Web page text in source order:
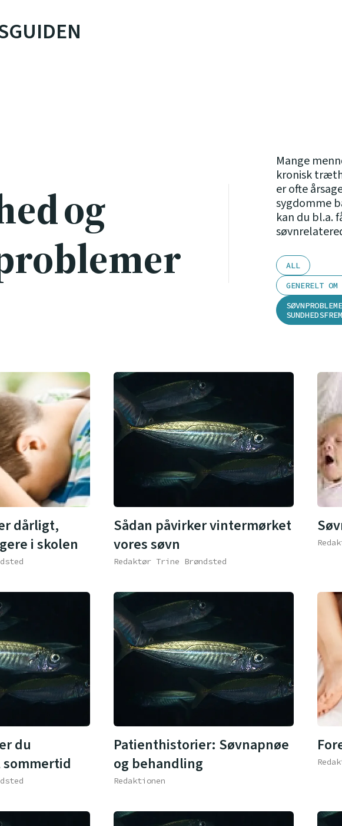
og
Mange
kronisk
er ofte
sygdomme
kan du bl.a.
ALL
GENERELT
dårligt,
i skolen
Sådan påvirker vintermørket
vores søvn
Redaktør Trine Brøndsted
du
Patienthistorier: Søvnapnøe
og behandling
Redaktionen